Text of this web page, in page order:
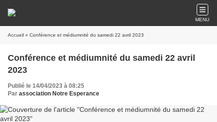
MENU
Accueil » Conférence et médiumnité du samedi 22 avril 2023
Conférence et médiumnité du samedi 22 avril
2023
Publié le 14/04/2023 à 08:25
Par association Notre Esperance